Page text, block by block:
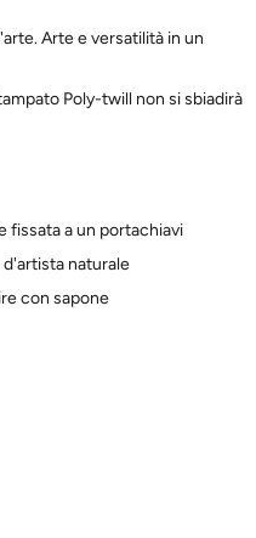
Arte e versatilità in un
Poly-twill non si sbiadirà
fissata a un portachiavi
naturale
con sapone